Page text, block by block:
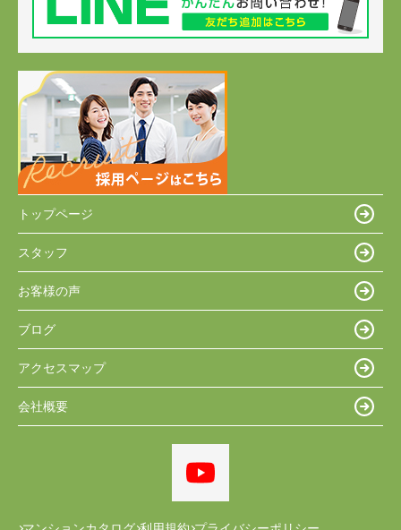
トップページ
スタッフ
お客様の声
ブログ
アクセスマップ
会社概要